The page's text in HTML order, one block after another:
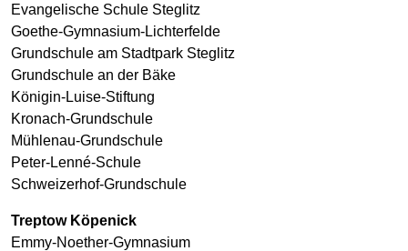
Evangelische Schule Steglitz
Goethe-Gymnasium-Lichterfelde
Grundschule am Stadtpark Steglitz
Grundschule an der Bäke
Königin-Luise-Stiftung
Kronach-Grundschule
Mühlenau-Grundschule
Peter-Lenné-Schule
Schweizerhof-Grundschule
Treptow Köpenick
Emmy-Noether-Gymnasium